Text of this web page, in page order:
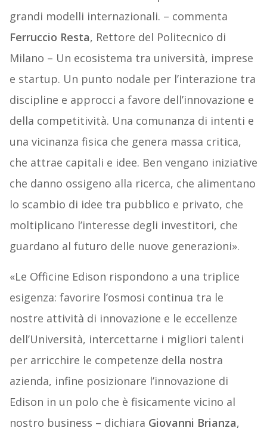
grandi modelli internazionali. – commenta
Ferruccio Resta, Rettore del Politecnico di
Milano – Un ecosistema tra università, imprese
e startup. Un punto nodale per l’interazione tra
discipline e approcci a favore dell’innovazione e
della competitività. Una comunanza di intenti e
una vicinanza fisica che genera massa critica,
che attrae capitali e idee. Ben vengano iniziative
che danno ossigeno alla ricerca, che alimentano
lo scambio di idee tra pubblico e privato, che
moltiplicano l’interesse degli investitori, che
guardano al futuro delle nuove generazioni».
«Le Officine Edison rispondono a una triplice
esigenza: favorire l’osmosi continua tra le
nostre attività di innovazione e le eccellenze
dell’Università, intercettarne i migliori talenti
per arricchire le competenze della nostra
azienda, infine posizionare l’innovazione di
Edison in un polo che è fisicamente vicino al
nostro business – dichiara Giovanni Brianza,